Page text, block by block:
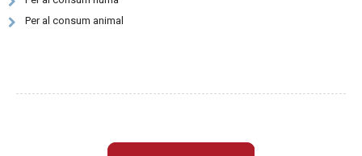
Per al consum animal